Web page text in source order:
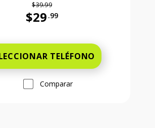
$39.99
$29 .99
TELÉFONO
Comparar